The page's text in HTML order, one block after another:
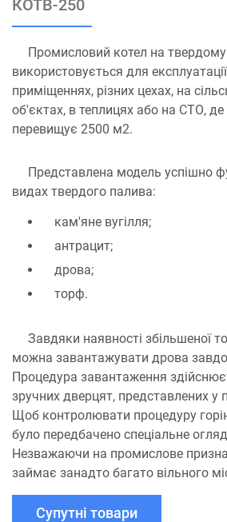
КОТВ-250
Промисловий котел на твердому
використовується для
приміщеннях, різних цехах, на
об'єктах, в теплицях або на СТО,
перевищує 2500 м2.
Представлена ​​модель успішно
видах твердого палива:
кам'яне вугілля;
антрацит;
дрова;
торф.
Завдяки наявності збільшеної
можна завантажувати дрова
Процедура завантаження
зручних дверцят, представлених у
Щоб контролювати процедуру
було передбачено спеціальне
Незважаючи на промислове
займає занадто багато вільного
Супутні товари